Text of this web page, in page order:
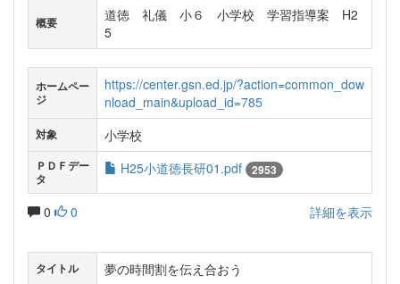
概要
道徳 礼儀 小６ 小学校 学習指導案 H2
5
ホームペー
ジ
https://center.gsn.ed.jp/?action=common_dow
nload_main&upload_id=785
対象 小学校
ＰＤＦデー
タ
H25小道徳長研01.pdf 2953
0 0 詳細を表示
タイトル 夢の時間割を伝え合おう